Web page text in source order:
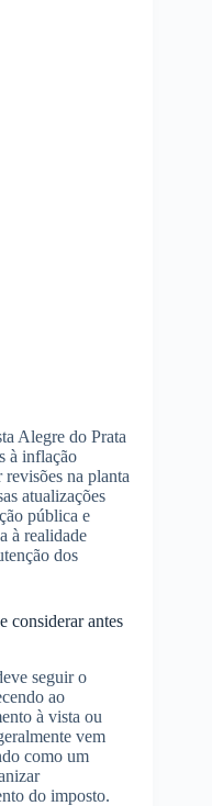
Alegre do Prata
à inflação
na planta
atualizações
pública e
à realidade
dos
considerar antes
seguir o
ao
à vista ou
vem
como um
do imposto.